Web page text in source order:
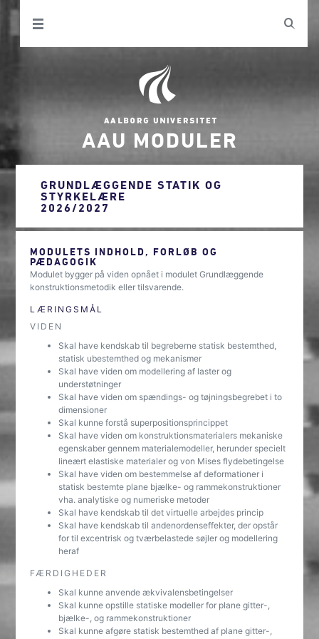
AAU MODULER
GRUNDLÆGGENDE STATIK OG
STYRKELÆRE
2026/2027
MODULETS INDHOLD, FORLØB OG
PÆDAGOGIK
Modulet bygger på viden opnået i modulet Grundlæggende
konstruktionsmetodik eller tilsvarende.
LÆRINGSMÅL
VIDEN
Skal have kendskab til begreberne statisk bestemthed,
statisk ubestemthed og mekanismer
Skal have viden om modellering af laster og
understøtninger
Skal have viden om spændings- og tøjningsbegrebet i to
dimensioner
Skal kunne forstå superpositionsprincippet
Skal have viden om konstruktionsmaterialers mekaniske
egenskaber gennem materialemodeller, herunder specielt
lineært elastiske materialer og von Mises flydebetingelse
Skal have viden om bestemmelse af deformationer i
statisk bestemte plane bjælke- og rammekonstruktioner
vha. analytiske og numeriske metoder
Skal have kendskab til det virtuelle arbejdes princip
Skal have kendskab til andenordenseffekter, der opstår
for til excentrisk og tværbelastede søjler og modellering
heraf
FÆRDIGHEDER
Skal kunne anvende ækvivalensbetingelser
Skal kunne opstille statiske modeller for plane gitter-,
bjælke-, og rammekonstruktioner
Skal kunne afgøre statisk bestemthed af plane gitter-,